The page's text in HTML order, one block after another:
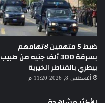
ضبط 5 متهمين لاتهامهم
بسرقة 300 ألف جنيه من طبيب
بيطري بالقناطر الخيرية
أغسطس 8, 2026 11:20 م